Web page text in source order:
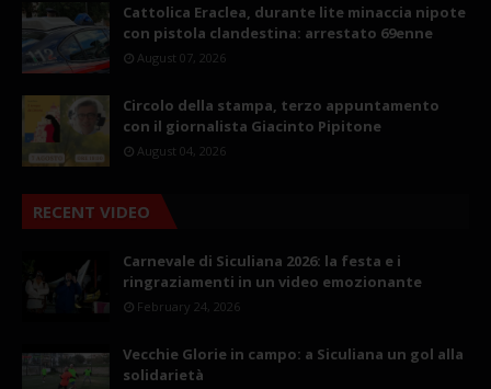
Cattolica Eraclea, durante lite minaccia nipote
con pistola clandestina: arrestato 69enne
August 07, 2026
Circolo della stampa, terzo appuntamento
con il giornalista Giacinto Pipitone
August 04, 2026
RECENT VIDEO
Carnevale di Siculiana 2026: la festa e i
ringraziamenti in un video emozionante
February 24, 2026
Vecchie Glorie in campo: a Siculiana un gol alla
solidarietà